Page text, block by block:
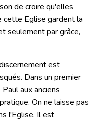
de croire qu'elles
cette Eglise gardent la
seulement par grâce,
est
Dans un premier
aux anciens
On ne laisse pas
l'Eglise. Il est